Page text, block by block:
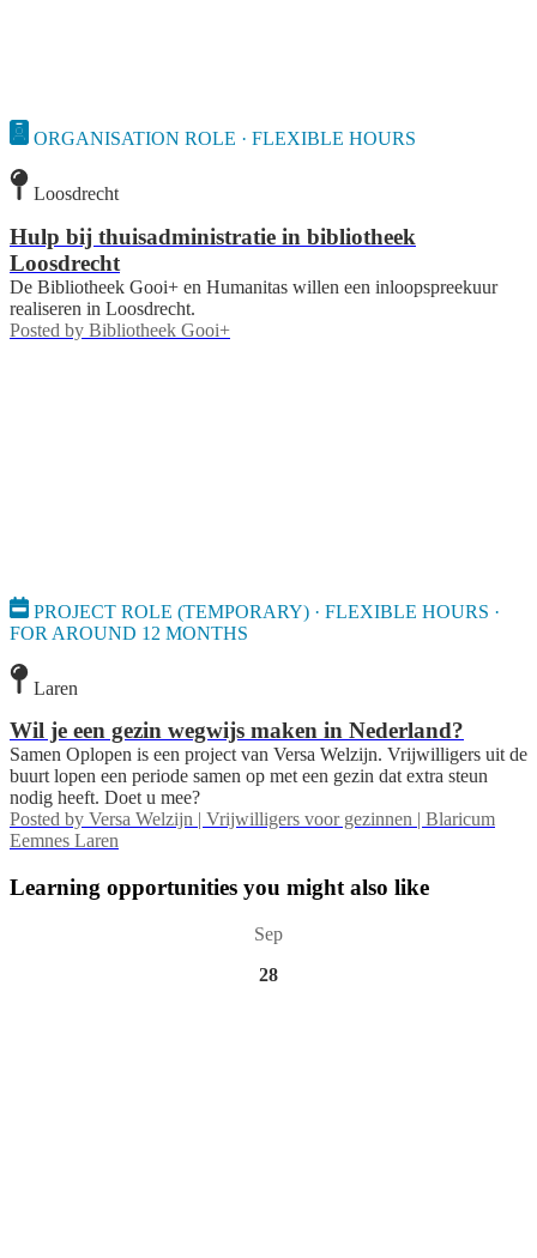
ORGANISATION ROLE · FLEXIBLE HOURS
Loosdrecht
Hulp bij thuisadministratie in bibliotheek
Loosdrecht
De Bibliotheek Gooi+ en Humanitas willen een inloopspreekuur
realiseren in Loosdrecht.
Posted by Bibliotheek Gooi+
PROJECT ROLE (TEMPORARY) · FLEXIBLE HOURS ·
FOR AROUND 12 MONTHS
Laren
Wil je een gezin wegwijs maken in Nederland?
Samen Oplopen is een project van Versa Welzijn. Vrijwilligers uit de
buurt lopen een periode samen op met een gezin dat extra steun
nodig heeft. Doet u mee?
Posted by Versa Welzijn | Vrijwilligers voor gezinnen | Blaricum
Eemnes Laren
Learning opportunities you might also like
Sep
28